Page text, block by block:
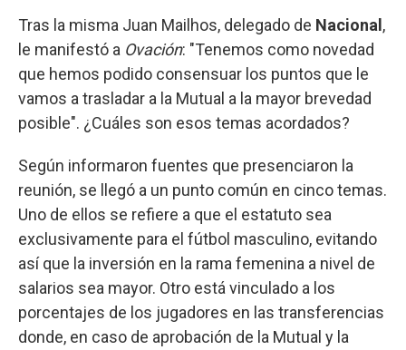
Tras la misma Juan Mailhos, delegado de Nacional ,
le manifestó a Ovación: "Tenemos como novedad
que hemos podido consensuar los puntos que le
vamos a trasladar a la Mutual a la mayor brevedad
posible". ¿Cuáles son esos temas acordados?
Según informaron fuentes que presenciaron la
reunión, se llegó a un punto común en cinco temas.
Uno de ellos se refiere a que el estatuto sea
exclusivamente para el fútbol masculino, evitando
así que la inversión en la rama femenina a nivel de
salarios sea mayor. Otro está vinculado a los
porcentajes de los jugadores en las transferencias
donde, en caso de aprobación de la Mutual y la